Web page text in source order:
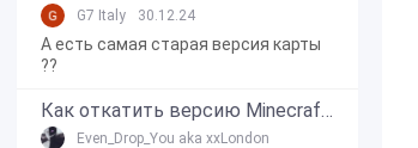
G7 Italy 30.12.24
А есть самая старая версия карты
??
Как откатить версию Minecraft Bedrock Edition на Windows 10?
Even_Drop_You aka xxLondon